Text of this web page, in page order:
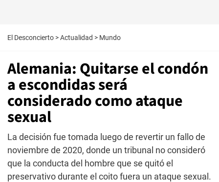
El Desconcierto >Actualidad > Mundo
Alemania: Quitarse el condón
a escondidas será
considerado como ataque
sexual
La decisión fue tomada luego de revertir un fallo de
noviembre de 2020, donde un tribunal no consideró
que la conducta del hombre que se quitó el
preservativo durante el coito fuera un ataque sexual.